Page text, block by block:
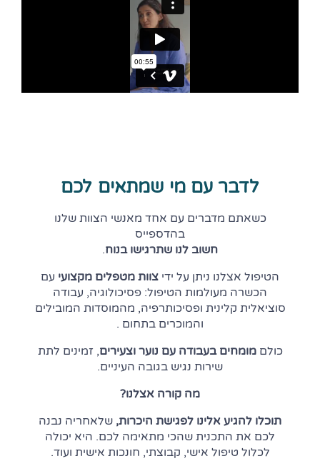
לדבר עם מי שמתאים לכם
כשאתם מדברים עם אחד מאנשי הצוות שלנו
בהדספייס
חשוב לנו שתרגישו בנוח.
הטיפול אצלנו ניתן על ידי צוות מטפלים מקצועי עם
הכשרה מעולמות הטיפול: פסיכולוגיה, עבודה
סוציאלית קלינית ופסיכותרפיה, מהמוסדות המובילים
והמוכרים בתחום .
כולםמומחים בעבודה עם נוער וצעירים, זמינים לתת
שירות נגיש בגובה העיניים.
מה קורה אצלנו?
תוכלו להגיע אלינו לפגישת היכרות, שלאחריה נבנה
לכם את התכנית שהכי מתאימה לכם. היא יכולה
לכלול טיפול אישי, קבוצתי, חונכות אישית ועוד.